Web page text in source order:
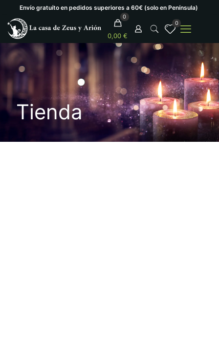
Envío gratuíto en pedidos superiores a 60€ (solo en Península)
0
0,00 €
0
Tienda